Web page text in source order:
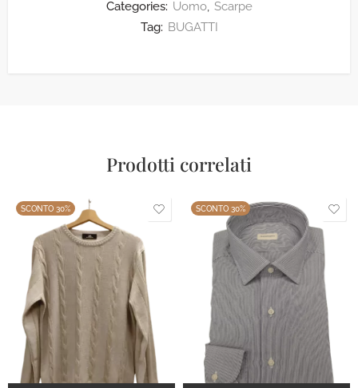
Categories: Uomo, Scarpe
Tag: BUGATTI
Prodotti correlati
SCONTO 30% SCONTO 30%